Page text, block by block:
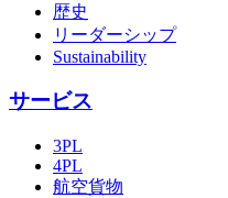
歴史
リーダーシップ
Sustainability
サービス
3PL
4PL
航空貨物